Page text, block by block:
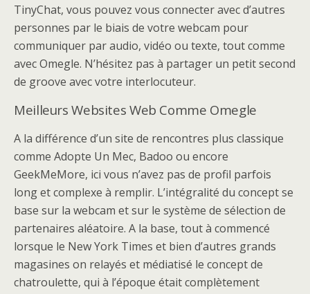
TinyChat, vous pouvez vous connecter avec d’autres
personnes par le biais de votre webcam pour
communiquer par audio, vidéo ou texte, tout comme
avec Omegle. N’hésitez pas à partager un petit second
de groove avec votre interlocuteur.
Meilleurs Websites Web Comme Omegle
A la différence d’un site de rencontres plus classique
comme Adopte Un Mec, Badoo ou encore
GeekMeMore, ici vous n’avez pas de profil parfois
long et complexe à remplir. L’intégralité du concept se
base sur la webcam et sur le système de sélection de
partenaires aléatoire. A la base, tout à commencé
lorsque le New York Times et bien d’autres grands
magasines on relayés et médiatisé le concept de
chatroulette, qui à l’époque était complètement